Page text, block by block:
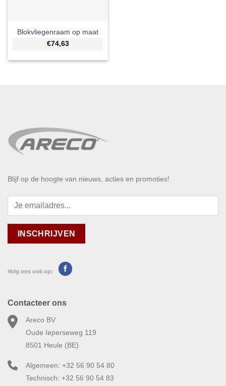
Blokvliegenraam op maat
€74,63
Blijf op de hoogte van nieuws, acties en promoties!
Volg ons ook op:
Contacteer ons
Areco BV
Oude Ieperseweg 119
8501 Heule (BE)
Algemeen: +32 56 90 54 80
Technisch: +32 56 90 54 83